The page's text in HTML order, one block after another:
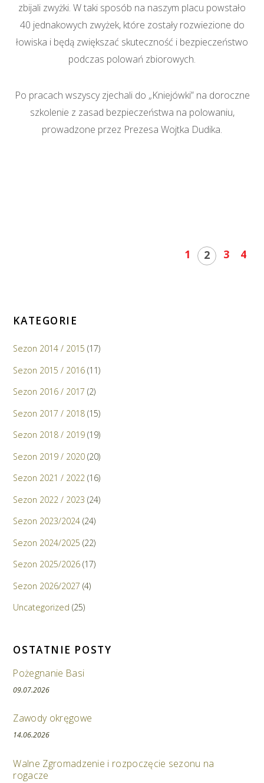
zbijali zwyżki. W taki sposób na naszym placu powstało
40 jednakowych zwyżek, które zostały rozwiezione do
łowiska i będą zwiększać skuteczność i bezpieczeństwo
podczas polowań zbiorowych.
Po pracach wszyscy zjechali do „Kniejówki” na doroczne
szkolenie z zasad bezpieczeństwa na polowaniu,
prowadzone przez Prezesa Wojtka Dudika.
1 2 3 4
KATEGORIE
Sezon 2014 / 2015 (17)
Sezon 2015 / 2016 (11)
Sezon 2016 / 2017 (2)
Sezon 2017 / 2018 (15)
Sezon 2018 / 2019 (19)
Sezon 2019 / 2020 (20)
Sezon 2021 / 2022 (16)
Sezon 2022 / 2023 (24)
Sezon 2023/2024 (24)
Sezon 2024/2025 (22)
Sezon 2025/2026 (17)
Sezon 2026/2027 (4)
Uncategorized (25)
OSTATNIE POSTY
Pożegnanie Basi
09.07.2026
Zawody okręgowe
14.06.2026
Walne Zgromadzenie i rozpoczęcie sezonu na
rogacze